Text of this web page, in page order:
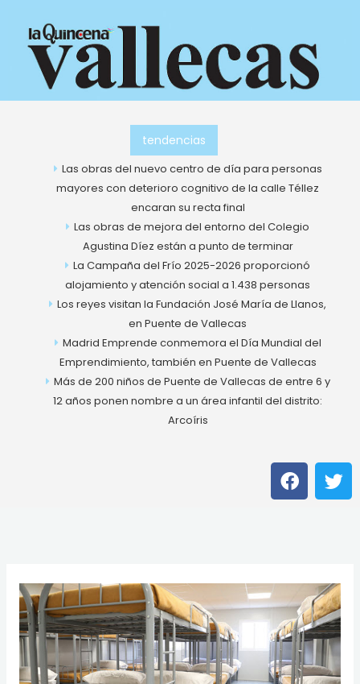
contenido
tendencias
Las obras del nuevo centro de día para personas
mayores con deterioro cognitivo de la calle Téllez
encaran su recta final
Las obras de mejora del entorno del Colegio
Agustina Díez están a punto de terminar
La Campaña del Frío 2025-2026 proporcionó
alojamiento y atención social a 1.438 personas
Los reyes visitan la Fundación José María de Llanos,
en Puente de Vallecas
Madrid Emprende conmemora el Día Mundial del
Emprendimiento, también en Puente de Vallecas
Más de 200 niños de Puente de Vallecas de entre 6 y
12 años ponen nombre a un área infantil del distrito:
Arcoíris
F
a
c
o
k
T
w
i
r